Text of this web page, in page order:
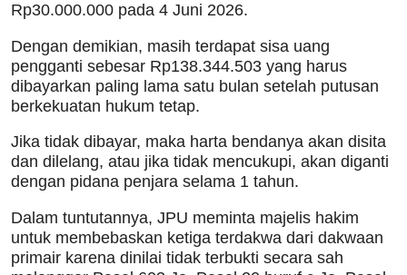
Rp30.000.000 pada 4 Juni 2026.
Dengan demikian, masih terdapat sisa uang
pengganti sebesar Rp138.344.503 yang harus
dibayarkan paling lama satu bulan setelah putusan
berkekuatan hukum tetap.
Jika tidak dibayar, maka harta bendanya akan disita
dan dilelang, atau jika tidak mencukupi, akan diganti
dengan pidana penjara selama 1 tahun.
Dalam tuntutannya, JPU meminta majelis hakim
untuk membebaskan ketiga terdakwa dari dakwaan
primair karena dinilai tidak terbukti secara sah